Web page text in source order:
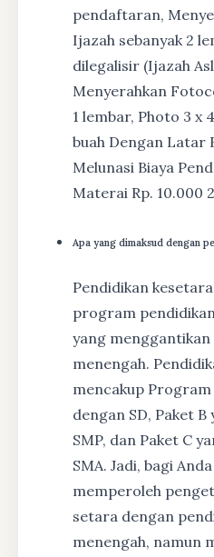
pendaftaran,
Ijazah sebanyak 2
dilegalisir (Ijazah
Menyerahkan
1 lembar, Photo 3 x
buah Dengan Latar
Melunasi Biaya
Materai Rp. 10.000
Apa yang dimaksud dengan
Pendidikan
program
yang
menengah.
mencakup
dengan SD, Paket
SMP, dan Paket C
SMA. Jadi, bagi
memperoleh
setara dengan
menengah, namun